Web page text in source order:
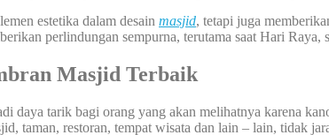
estetika dalam desain masjid, tetapi juga
perlindungan sempurna, terutama saat Hari Raya,
Masjid Terbaik
daya tarik bagi orang yang akan melihatnya karena
taman, restoran, tempat wisata dan lain – lain, tidak